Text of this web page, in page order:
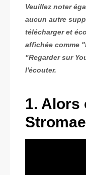
Veuillez noter
aucun autre
télécharger et
affichée comme
"Regarder sur
l'écouter.
1. Alors